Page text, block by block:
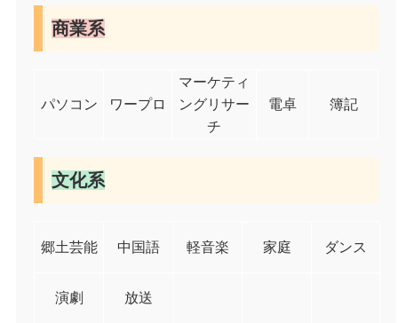
商業系
パソコン ワープロ
マーケティ
ングリサー
チ
電卓 簿記
文化系
郷土芸能 中国語 軽音楽 家庭 ダンス
演劇 放送